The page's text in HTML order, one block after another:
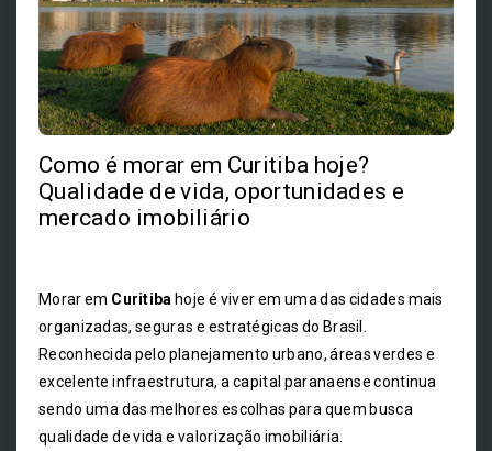
Como é morar em Curitiba hoje?
Qualidade de vida, oportunidades e
mercado imobiliário
Morar em Curitiba hoje é viver em uma das cidades mais
organizadas, seguras e estratégicas do Brasil.
Reconhecida pelo planejamento urbano, áreas verdes e
excelente infraestrutura, a capital paranaense continua
sendo uma das melhores escolhas para quem busca
qualidade de vida e valorização imobiliária.